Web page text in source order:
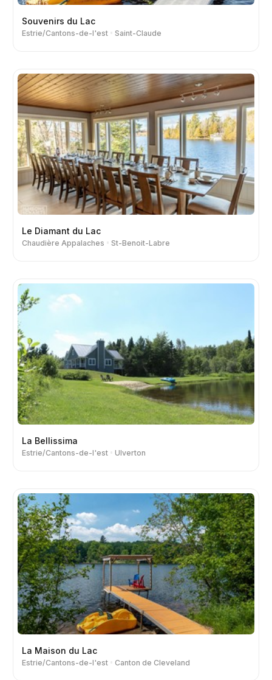
Souvenirs du Lac
Estrie/Cantons-de-l'est Saint-Claude
Le Diamant du Lac
Chaudière Appalaches St-Benoit-Labre
La Bellissima
Estrie/Cantons-de-l'est Ulverton
La Maison du Lac
Estrie/Cantons-de-l'est Canton de Cleveland